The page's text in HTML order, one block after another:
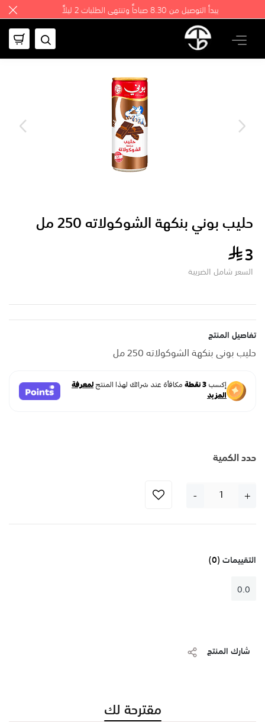
يبدأ التوصيل من 8.30 صباحاً وتنتهي الطلبات 2 ليلاً
حليب بوني بنكهة الشوكولاته 250 مل
3
السعر شامل الضريبة
تفاصيل المنتج
حليب بوني بنكهة الشوكولاته 250 مل
حدد الكمية
+
-
التقييمات(0)
0.0
شارك المنتج
مقترحة لك